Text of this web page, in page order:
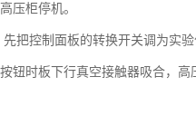
压柜停机。
把控制面板的转换开关调为实
钮时板下行真空接触器吸合，